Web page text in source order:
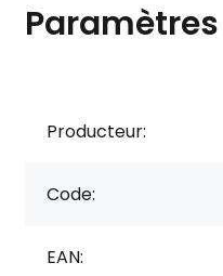
Paramètres
Producteur:
Code:
EAN: